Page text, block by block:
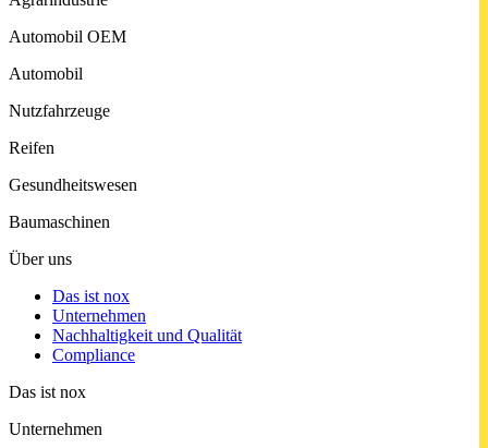
Automobil OEM
Automobil
Nutzfahrzeuge
Reifen
Gesund­heits­wesen
Baumaschinen
Über uns
Das ist nox
Unter­nehmen
Nachhaltigkeit und Qualität
Compliance
Das ist nox
Unter­nehmen